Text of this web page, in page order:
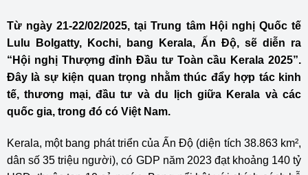
Từ ngày 21-22/02/2025, tại Trung tâm Hội nghị Quốc tế
Lulu Bolgatty, Kochi, bang Kerala, Ấn Độ, sẽ diễn ra
“Hội nghị Thượng đỉnh Đầu tư Toàn cầu Kerala 2025”.
Đây là sự kiện quan trọng nhằm thúc đẩy hợp tác kinh
tế, thương mại, đầu tư và du lịch giữa Kerala và các
quốc gia, trong đó có Việt Nam.
Kerala, một bang phát triển của Ấn Độ (diện tích 38.863 km²,
dân số 35 triệu người), có GDP năm 2023 đạt khoảng 140 tỷ